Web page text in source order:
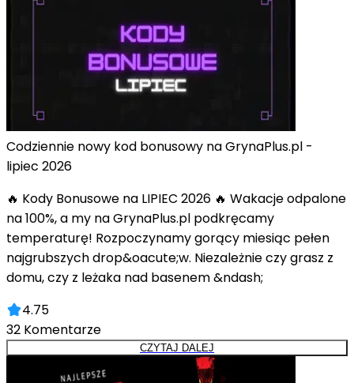
Codziennie nowy kod bonusowy na GrynaPlus.pl -
lipiec 2026
🔥 Kody Bonusowe na LIPIEC 2026 🔥 Wakacje odpalone
na 100%, a my na GrynaPlus.pl podkręcamy
temperaturę! Rozpoczynamy gorący miesiąc pełen
najgrubszych drop&oacute;w. Niezależnie czy grasz z
domu, czy z leżaka nad basenem &ndash;
4.75
32 Komentarze
CZYTAJ DALEJ